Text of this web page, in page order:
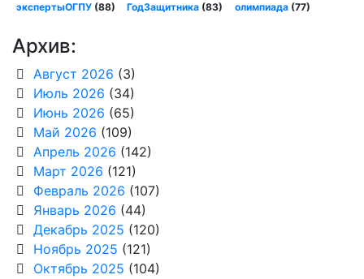
экспертыОГПУ(88) ГодЗащитника (83) олимпиада(77)
Архив:
Август 2026 (3)
Июль 2026 (34)
Июнь 2026 (65)
Май 2026 (109)
Апрель 2026 (142)
Март 2026 (121)
Февраль 2026 (107)
Январь 2026 (44)
Декабрь 2025 (120)
Ноябрь 2025 (121)
Октябрь 2025 (104)